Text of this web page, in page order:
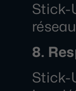
Stick-
8.
Stick-